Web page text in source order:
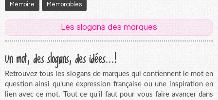
Mémoire Mémorables
Les slogans des marques
Un mot, des slogans, des idées...!
Retrouvez tous les slogans de marques qui contiennent le mot en
question ainsi qu'une expression française ou une inspiration en
lien avec ce mot. Tout ce qu'il faut pour vous faire avancer dans